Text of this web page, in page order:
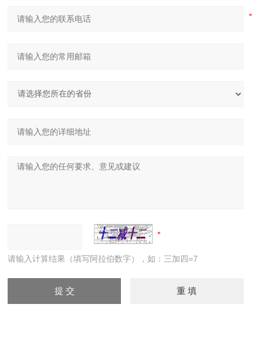
请输入计算结果（填写阿拉伯数字），如：三加四=7